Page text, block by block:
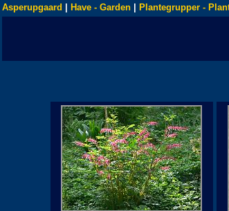
Asperupgaard Have - Garden Plantegrupper -